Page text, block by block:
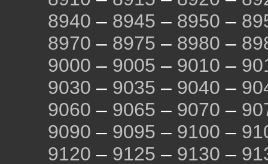
8940 – 8945 – 8950 –
8970 – 8975 – 8980 –
9000 – 9005 – 9010 –
9030 – 9035 – 9040 –
9060 – 9065 – 9070 –
9090 – 9095 – 9100 –
9120 – 9125 – 9130 –